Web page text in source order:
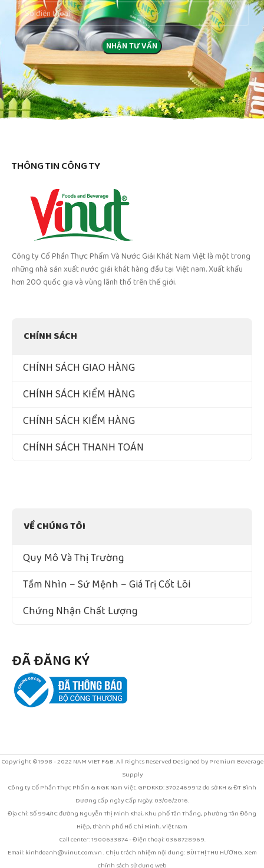
THÔNG TIN CÔNG TY
Công ty Cổ Phần Thực Phẩm Và Nước Giải Khát Nam Việt là một trong
những nhà sản xuất nước giải khát hàng đầu tại Việt nam. Xuất khẩu
hơn 200 quốc gia và vùng lãnh thổ trên thế giới.
CHÍNH SÁCH
CHÍNH SÁCH GIAO HÀNG
CHÍNH SÁCH KIỂM HÀNG
CHÍNH SÁCH KIỂM HÀNG
CHÍNH SÁCH THANH TOÁN
VỀ CHÚNG TÔI
Quy Mô Và Thị Trường
Tầm Nhìn – Sứ Mệnh – Giá Trị Cốt Lõi
Chứng Nhận Chất Lượng
ĐÃ ĐĂNG KÝ
Copyright ©1998 - 2022 NAM VIET F&B. All Rights Reserved Designed by Premium Beverage
Supply
Công ty Cổ Phần Thực Phẩm & NGK Nam Việt. GPDKKD: 3702469912 do sở KH & ĐT Bình
Dương cấp ngày Cấp Ngày: 03/06/2016.
Địa chỉ: Số 994/1C đường Nguyễn Thị Minh Khai, Khu phố Tân Thắng, phường Tân Đông
Hiệp, thành phố Hồ Chí Minh, Việt Nam
Call center: 1900633874 - Điện thoại: 0368728969.
Email: kinhdoanh@vinut.com.vn . Chịu trách nhiệm nội dung: BÙI THỊ THU HƯƠNG. Xem
chính sách sử dụng web